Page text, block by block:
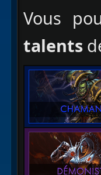
Vous
talents